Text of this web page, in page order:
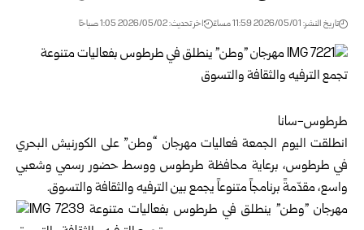
تاريخ النشر: 2026/05/01 11:59 مساءً اخر تحديث: 2026/05/02 1:05 صباحًا
طرطوس-سانا
انطلقت اليوم الجمعة فعاليات مهرجان “وطن” على الكورنيش البحري
في طرطوس، برعاية محافظة طرطوس ووسط حضور رسمي وشعبي
واسع، مقدّمةً برنامجاً متنوعاً يجمع بين الترفيه والثقافة والتسوق.